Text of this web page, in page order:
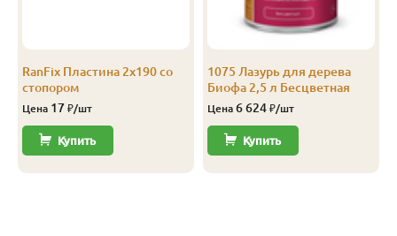
RanFix Пластина 2х190 со
стопором
Цена 17 ₽/шт
Купить
1075 Лазурь для дерева
Биофа 2,5 л Бесцветная
Цена 6 624 ₽/шт
Купить